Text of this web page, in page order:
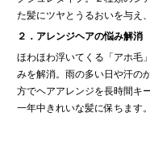
た髪にツヤとうるおいを与え
２．アレンジヘアの悩み解消
ほわほわ浮いてくる「アホ毛
みを解消。雨の多い日や汗の
方でヘアアレンジを長時間キ
一年中きれいな髪に保ちます。